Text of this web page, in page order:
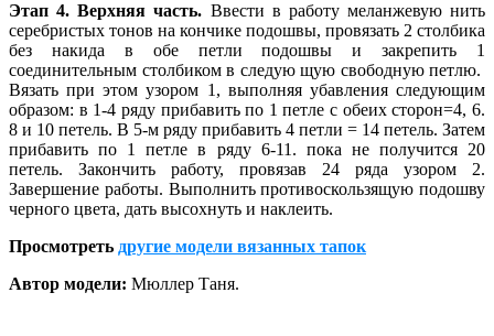
Этап 4. Верхняя часть. Ввести в работу меланжевую нить
серебристых тонов на кончике подошвы, провязать 2 столбика
без накида в обе петли подошвы и закрепить 1
соединительным столбиком в следую щую свободную петлю.
Вязать при этом узором 1, выполняя убавления следующим
образом: в 1-4 ряду прибавить по 1 петле с обеих сторон=4, 6.
8 и 10 петель. В 5-м ряду прибавить 4 петли = 14 петель. Затем
прибавить по 1 петле в ряду 6-11. пока не получится 20
петель. Закончить работу, провязав 24 ряда узором 2.
Завершение работы. Выполнить противоскользящую подошву
черного цвета, дать высохнуть и наклеить.
Просмотреть другие модели вязанных тапок
Автор модели: Мюллер Таня.